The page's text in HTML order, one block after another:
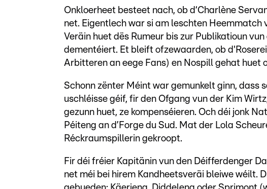
Onkloerheet besteet nach, ob d‘Charlène
net. Eigentlech war si am leschten Heemmatch
Veräin huet dës Rumeur bis zur Publikatioun
dementéiert. Et bleift ofzewaarden, ob
Arbitteren an eege Fans) en Nospill gehat huet
Schonn zënter Méint war gemunkelt ginn, dass
uschléisse géif, fir den Ofgang vun der Kim
gezunn huet, ze kompenséieren. Och déi jonk
Péiteng an d’Forge du Sud. Mat der Lola
Réckraumspillerin gekroopt.
Fir déi fréier Kapitänin vun den Déifferdenger
net méi bei hirem Kandheetsveräi bleiwe wéilt.